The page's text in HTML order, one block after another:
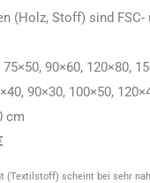
(Holz, Stoff) sind FSC-
90×60, 120×80,
90×30, 100×50,
cm
(Textilstoff) scheint bei sehr